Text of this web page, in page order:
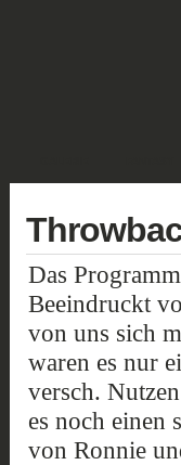
Das
Beeindruckt
von uns sich
waren es nur
versch.
es noch einen
von Ronnie